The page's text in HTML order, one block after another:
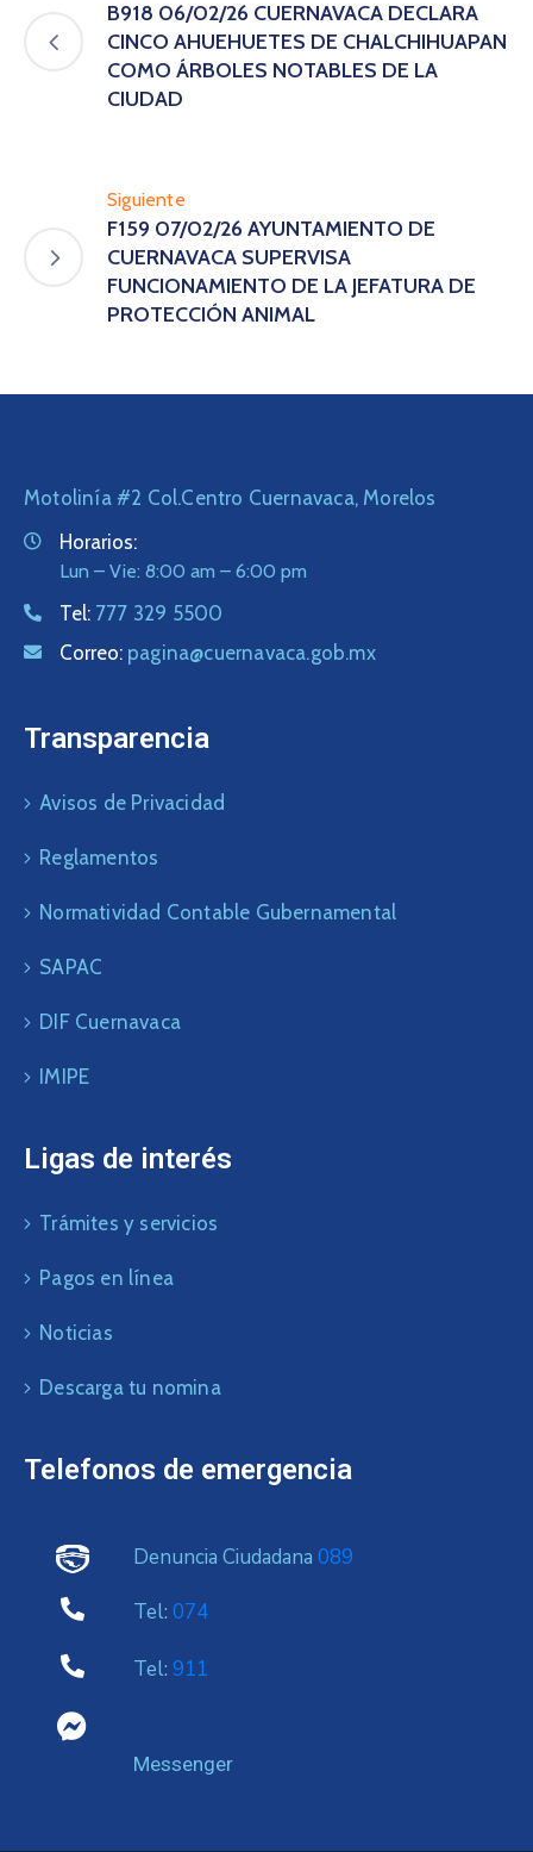
B918 06/02/26 CUERNAVACA DECLARA
CINCO AHUEHUETES DE CHALCHIHUAPAN
COMO ÁRBOLES NOTABLES DE LA
CIUDAD
Siguiente
F159 07/02/26 AYUNTAMIENTO DE
CUERNAVACA SUPERVISA
FUNCIONAMIENTO DE LA JEFATURA DE
PROTECCIÓN ANIMAL
Motolinía #2 Col.Centro Cuernavaca, Morelos
Horarios:
Lun – Vie: 8:00 am – 6:00 pm
Tel: 777 329 5500
Correo: pagina@cuernavaca.gob.mx
Transparencia
Avisos de Privacidad
Reglamentos
Normatividad Contable Gubernamental
SAPAC
DIF Cuernavaca
IMIPE
Ligas de interés
Trámites y servicios
Pagos en línea
Noticias
Descarga tu nomina
Telefonos de emergencia
Denuncia Ciudadana 089
Tel: 074
Tel: 911
Messenger